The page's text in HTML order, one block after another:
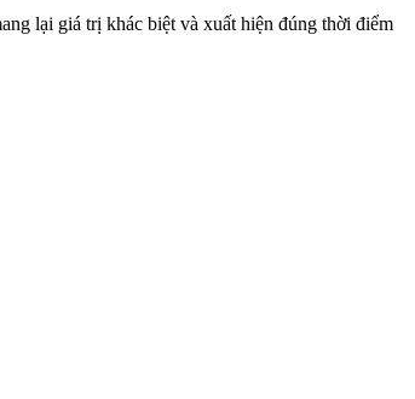
lại giá trị khác biệt và xuất hiện đúng thời điểm